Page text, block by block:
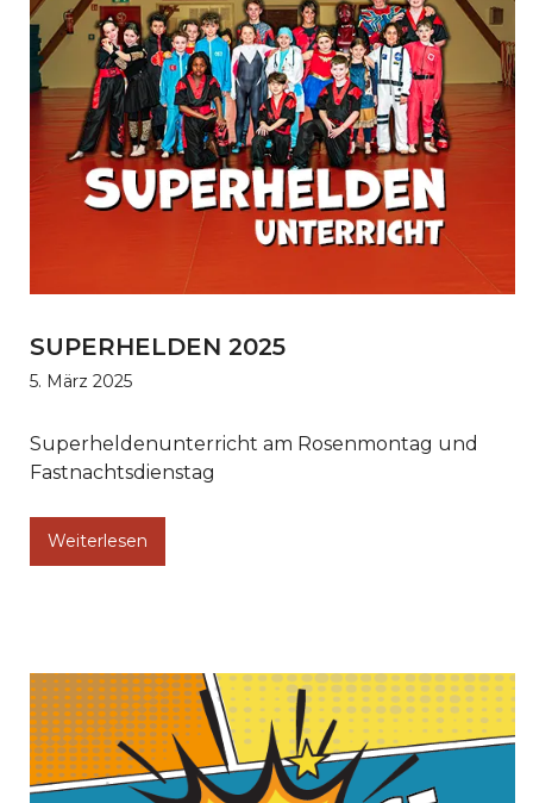
SUPERHELDEN 2025
5. März 2025
Superheldenunterricht am Rosenmontag und
Fastnachtsdienstag
Weiterlesen